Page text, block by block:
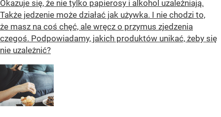
Okazuje się, że nie tylko papierosy i alkohol uzależniają.
Także jedzenie może działać jak używka. I nie chodzi to,
że masz na coś chęć, ale wręcz o przymus zjedzenia
czegoś. Podpowiadamy, jakich produktów unikać, żeby się
nie uzależnić?